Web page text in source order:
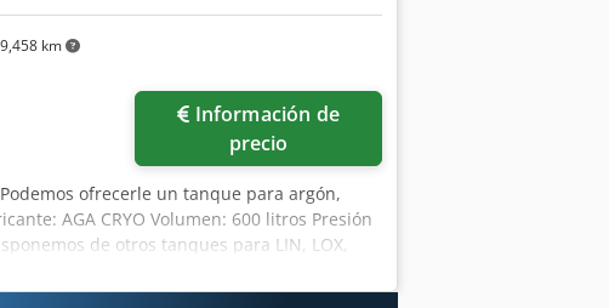
km
precio
ofrecerle un tanque para argón,
AGA CRYO Volumen: 600 litros Presión
de otros tanques para LIN, LOX,
hidrógeno y metano. Con gusto le
adicional. Para analizar las posibilidades,